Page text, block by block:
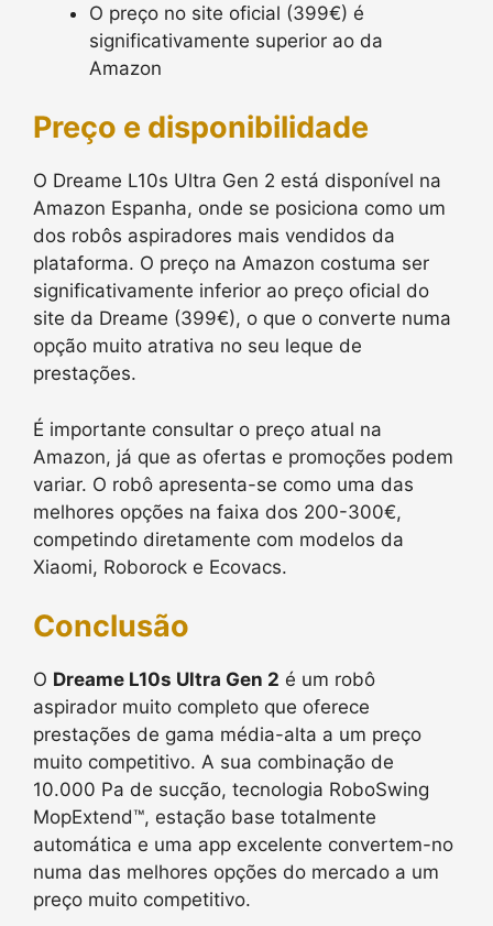
O preço no site oficial (399€) é
significativamente superior ao da
Amazon
Preço e disponibilidade
O Dreame L10s Ultra Gen 2 está disponível na
Amazon Espanha, onde se posiciona como um
dos robôs aspiradores mais vendidos da
plataforma. O preço na Amazon costuma ser
significativamente inferior ao preço oficial do
site da Dreame (399€), o que o converte numa
opção muito atrativa no seu leque de
prestações.
É importante consultar o preço atual na
Amazon, já que as ofertas e promoções podem
variar. O robô apresenta-se como uma das
melhores opções na faixa dos 200-300€,
competindo diretamente com modelos da
Xiaomi, Roborock e Ecovacs.
Conclusão
O Dreame L10s Ultra Gen 2 é um robô
aspirador muito completo que oferece
prestações de gama média-alta a um preço
muito competitivo. A sua combinação de
10.000 Pa de sucção, tecnologia RoboSwing
MopExtend™, estação base totalmente
automática e uma app excelente convertem-no
numa das melhores opções do mercado a um
preço muito competitivo.